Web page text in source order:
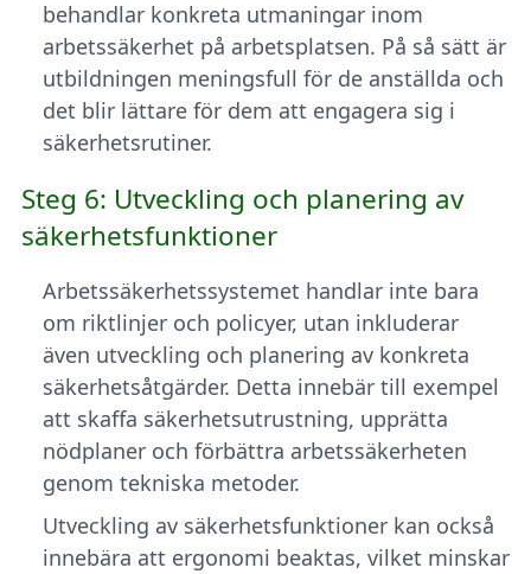
behandlar konkreta utmaningar inom
arbetssäkerhet på arbetsplatsen. På så sätt är
utbildningen meningsfull för de anställda och
det blir lättare för dem att engagera sig i
säkerhetsrutiner.
Steg 6: Utveckling och planering av
säkerhetsfunktioner
Arbetssäkerhetssystemet handlar inte bara
om riktlinjer och policyer, utan inkluderar
även utveckling och planering av konkreta
säkerhetsåtgärder. Detta innebär till exempel
att skaffa säkerhetsutrustning, upprätta
nödplaner och förbättra arbetssäkerheten
genom tekniska metoder.
Utveckling av säkerhetsfunktioner kan också
innebära att ergonomi beaktas, vilket minskar